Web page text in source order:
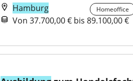
Hamburg
Homeoffice
Von 37.700,00 € bis 89.100,00 €